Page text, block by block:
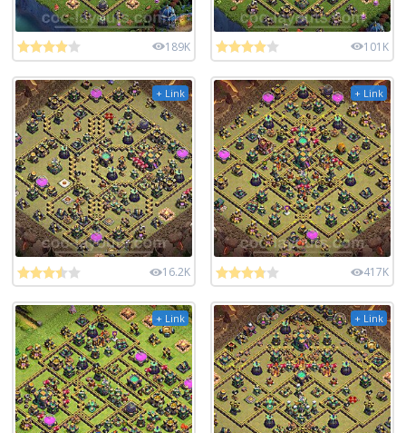
189K 101K
+ Link
16.2K
+ Link
417K
+ Link + Link